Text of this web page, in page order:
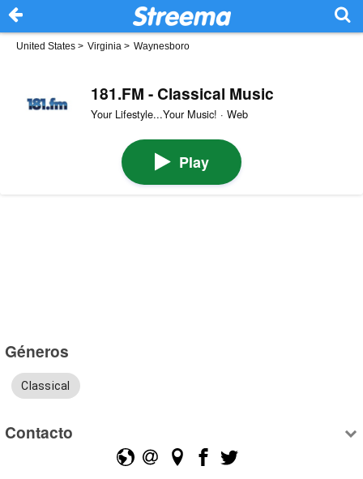
United States > Virginia > Waynesboro
181.FM - Classical Music
Your Lifestyle...Your Music! · Web
Play
Géneros
Classical
Contacto